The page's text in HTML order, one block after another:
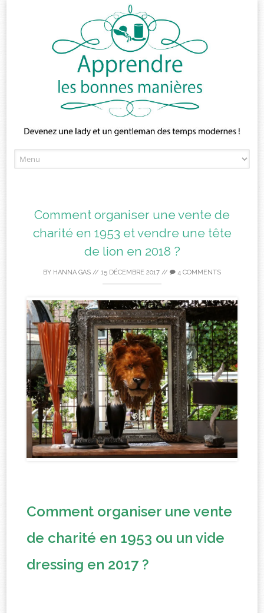
to
Comment organiser une vente de
charité en 1953 et vendre une tête
de lion en 2018 ?
BY HANNA GAS // 15 DÉCEMBRE 2017 // 4 COMMENTS
Comment organiser une vente
de charité en 1953 ou un vide
dressing en 2017 ?